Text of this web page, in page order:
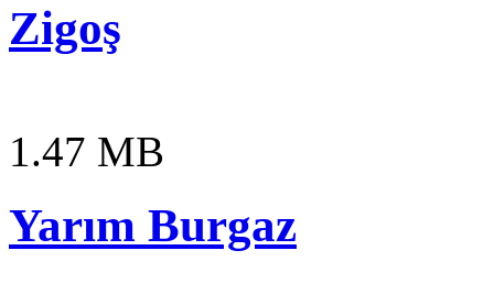
Zigoş
1.47 MB
Yarım Burgaz